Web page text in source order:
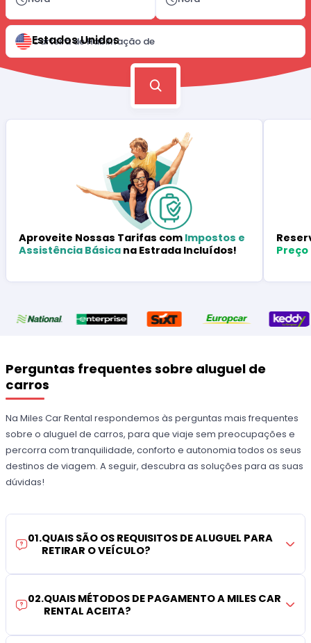
Carteira de Habilitação de
Estados Unidos
Aproveite Nossas Tarifas com Impostos e
Assistência Básica na Estrada Incluídos!
Preço
Perguntas frequentes sobre aluguel de
carros
Na Miles Car Rental respondemos às perguntas mais frequentes
sobre o aluguel de carros, para que viaje sem preocupações e
percorra com tranquilidade, conforto e autonomia todos os seus
destinos de viagem. A seguir, descubra as soluções para as suas
dúvidas!
01.QUAIS SÃO OS REQUISITOS DE ALUGUEL PARA
RETIRAR O VEÍCULO?
02.QUAIS MÉTODOS DE PAGAMENTO A MILES CAR
RENTAL ACEITA?